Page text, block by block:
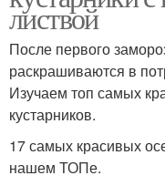
листвой
После первого
раскрашиваются в
Изучаем топ самых
кустарников.
17 самых красивых
нашем ТОПе.